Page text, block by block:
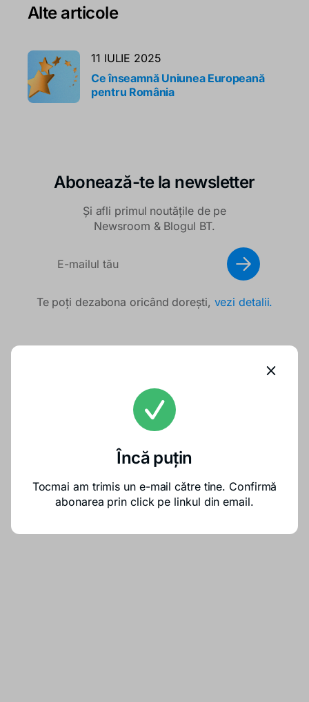
Alte articole
11 IULIE 2025
Ce înseamnă Uniunea Europeană
pentru România
Abonează-te la newsletter
Și afli primul noutățile de pe
Newsroom & Blogul BT.
Te poți dezabona oricând dorești, vezi detalii.
Încă puțin
Tocmai am trimis un e-mail către tine. Confirmă
abonarea prin click pe linkul din email.